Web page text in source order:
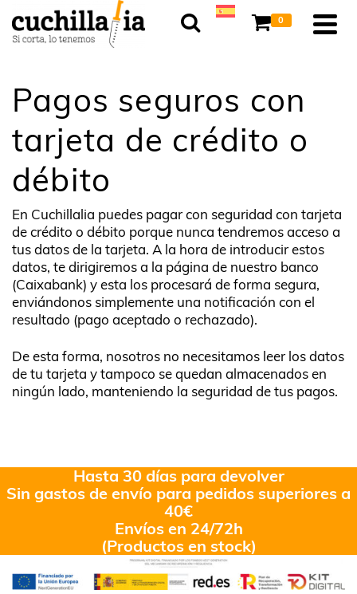
0
Pagos seguros con
tarjeta de crédito o
débito
En Cuchillalia puedes pagar con seguridad con tarjeta
de crédito o débito porque nunca tendremos acceso a
tus datos de la tarjeta. A la hora de introducir estos
datos, te dirigiremos a la página de nuestro banco
(Caixabank) y esta los procesará de forma segura,
enviándonos simplemente una notificación con el
resultado (pago aceptado o rechazado).
De esta forma, nosotros no necesitamos leer los datos
de tu tarjeta y tampoco se quedan almacenados en
ningún lado, manteniendo la seguridad de tus pagos.
Hasta 30 días para devolver
Sin gastos de envío para pedidos superiores a
40€
Envíos en 24/72h
(Productos en stock)